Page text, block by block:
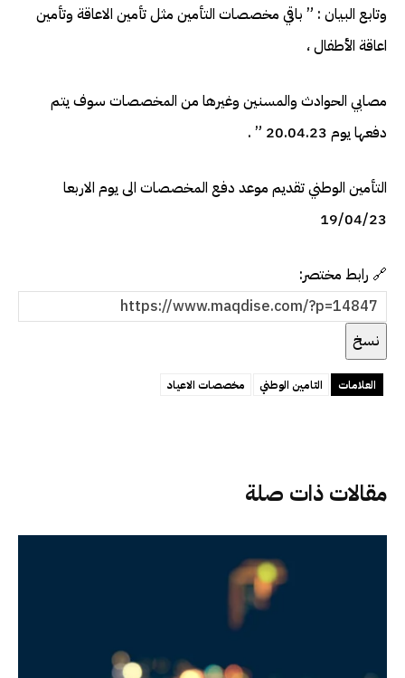
مقالات ذات صلة
وتابع البيان : ” باقي مخصصات التأمين مثل تأمين الاعاقة وتأمين
اعاقة الأطفال ،
مصابي الحوادث والمسنين وغيرها من المخصصات سوف يتم
دفعها يوم 20.04.23 ” .
التأمين الوطني تقديم موعد دفع المخصصات الى يوم الاربعا
19/04/23
🔗 رابط مختصر:
نسخ
العلامات التامين الوطني مخصصات الاعياد